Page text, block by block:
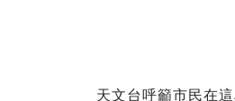
天文台呼籲市民在